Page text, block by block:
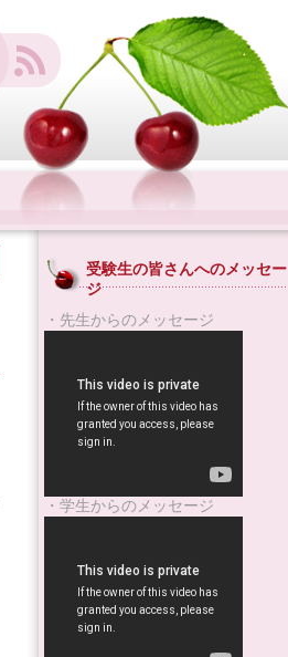
受験生の皆さんへのメッセー
ジ
・先生からのメッセージ
・学生からのメッセージ